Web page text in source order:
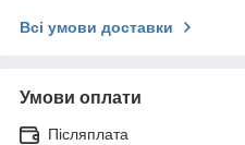
Всі умови доставки
Умови оплати
Післяплата